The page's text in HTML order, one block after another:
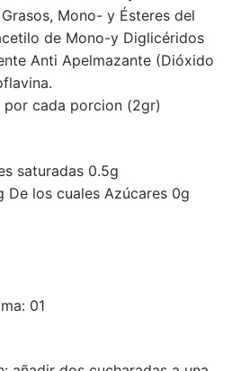
Mono- y Ésteres del
de Mono-y Diglicéridos
Anti Apelmazante (Dióxido
cada porcion (2gr)
saturadas 0.5g
De los cuales Azúcares 0g
01